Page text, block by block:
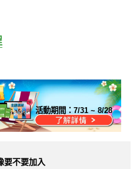
活動期間：7/31 ~ 8/28
要不要加入